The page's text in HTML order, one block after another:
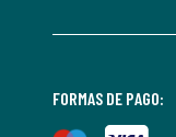
FORMAS DE PAGO: